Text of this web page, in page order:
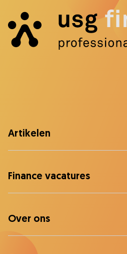
Artikelen
Finance vacatures
Over ons